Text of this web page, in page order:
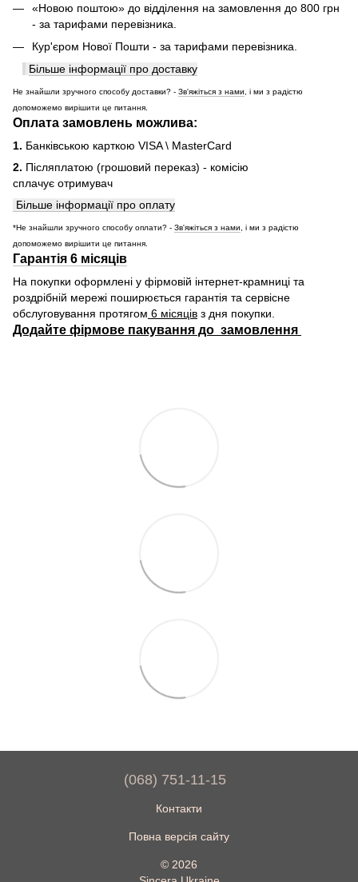
«Новою поштою» до відділення на замовлення до 800 грн
- за тарифами перевізника.
Кур'єром Нової Пошти - за тарифами перевізника.
Більше інформації про доставку
Не знайшли зручного способу доставки? - Зв'яжіться з нами, і ми з радістю
допоможемо вирішити це питання.
Оплата замовлень можлива:
1. Банківською карткою VISA \ MasterCard
2. Післяплатою (грошовий переказ) - комісію
сплачує отримувач
Більше інформації про оплату
*Не знайшли зручного способу оплати? - Зв'яжіться з нами, і ми з радістю
допоможемо вирішити це питання.
Гарантія 6 місяців
На покупки оформлені у фірмовій інтернет-крамниці та
роздрібній мережі поширюється гарантія та сервісне
обслуговування протягом 6 місяців з дня покупки.
Додайте фірмове пакування до замовлення
(068) 751-11-15
Контакти
Повна версія сайту
© 2026